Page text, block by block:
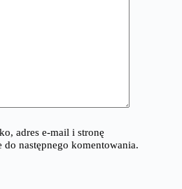
adres e-mail i stronę
następnego komentowania.